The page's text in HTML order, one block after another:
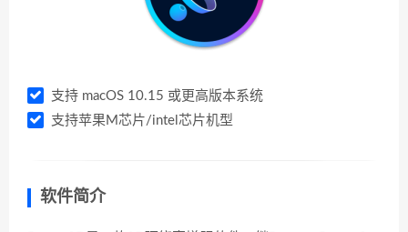
支持 macOS 10.15 或更高版本系统
支持苹果M芯片/intel芯片机型
软件简介